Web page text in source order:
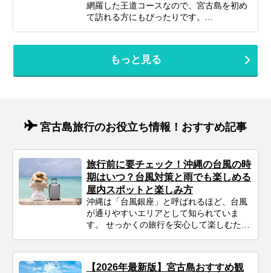
網羅した王道コースなので、宮古島を初め
て訪れる方にもぴったりです。...
もっと見る
宮古島旅行のお役立ち情報！おすすめ記事
旅行前に要チェック！沖縄の台風の時
期はいつ？台風対策と雨でも楽しめる
屋内スポットと楽しみ方
沖縄は「台風銀座」と呼ばれるほど、台風
が通りやすいエリアとして知られていま
す。 せっかくの旅行を安心して楽しむため
【2026年最新版】宮古島おすすめ観